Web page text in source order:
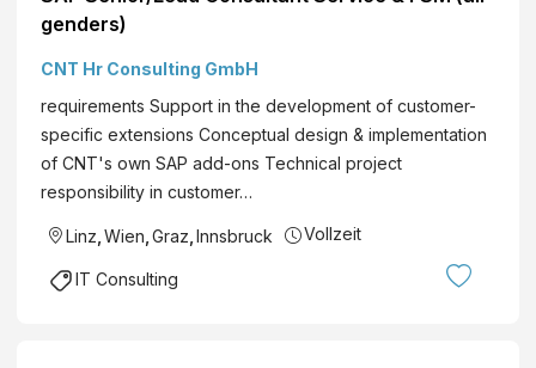
genders)
CNT Hr Consulting GmbH
requirements Support in the development of customer-
specific extensions Conceptual design & implementation
of CNT's own SAP add-ons Technical project
responsibility in customer…
Linz Wien Graz Innsbruck Vollzeit
IT Consulting